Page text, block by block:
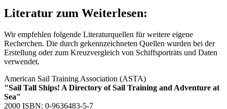
Literatur zum Weiterlesen:
Wir empfehlen folgende Literaturquellen für weitere eigene
Recherchen. Die durch gekennzeichneten Quellen wurden bei der
Erstellung oder zum Kreuzvergleich von Schiffsporträts und Daten
verwendet.
American Sail Training Association (ASTA)
"Sail Tall Ships! A Directory of Sail Training and Adventure at
Sea"
2000 ISBN: 0-9636483-5-7